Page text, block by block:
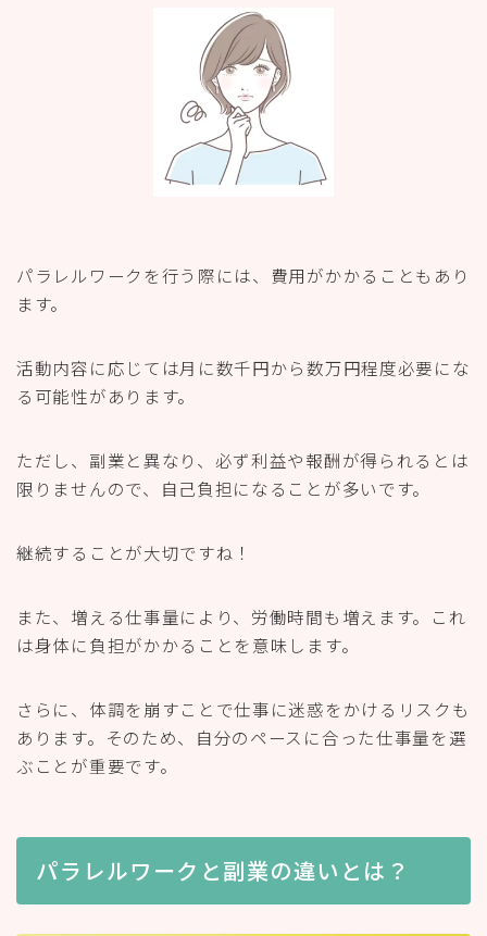
パラレルワークを行う際には、費用がかかることもあり
ます。
活動内容に応じては月に数千円から数万円程度必要にな
る可能性があります。
ただし、副業と異なり、必ず利益や報酬が得られるとは
限りませんので、自己負担になることが多いです。
継続することが大切ですね！
また、増える仕事量により、労働時間も増えます。これ
は身体に負担がかかることを意味します。
さらに、体調を崩すことで仕事に迷惑をかけるリスクも
あります。そのため、自分のペースに合った仕事量を選
ぶことが重要です。
パラレルワークと副業の違いとは？